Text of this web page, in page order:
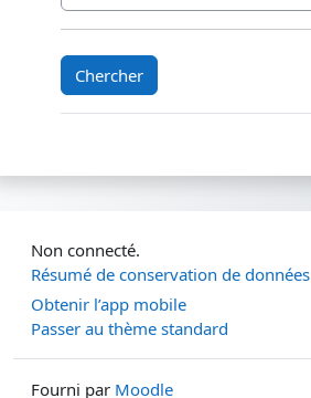
Non connecté.
Résumé de conservation de données
Obtenir l’app mobile
Passer au thème standard
Fourni par Moodle